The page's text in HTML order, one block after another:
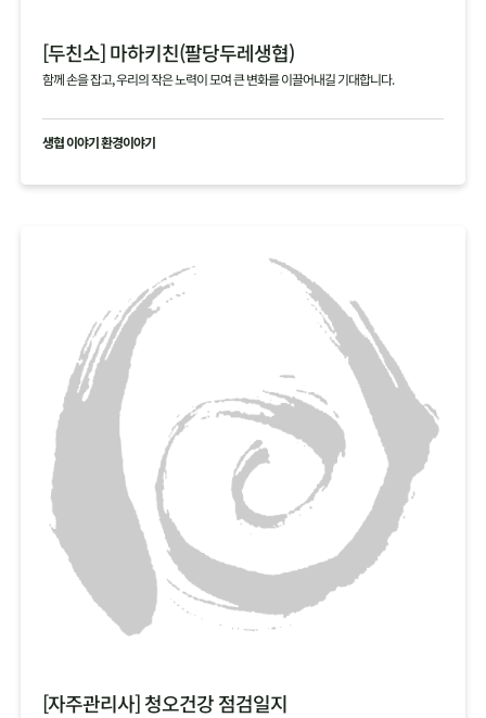
[두친소] 마하키친(팔당두레생협)
함께 손을 잡고, 우리의 작은 노력이 모여 큰 변화를 이끌어내길 기대합니다.
생협 이야기 환경이야기
[자주관리사] 청오건강 점검일지